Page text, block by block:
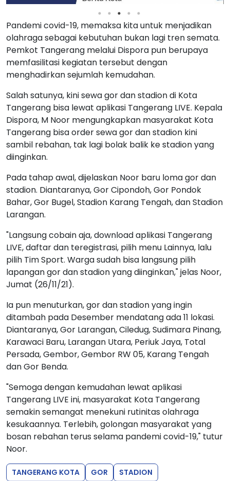
Pandemi covid-19, memaksa kita untuk menjadikan
olahraga sebagai kebutuhan bukan lagi tren semata.
Pemkot Tangerang melalui Dispora pun berupaya
memfasilitasi kegiatan tersebut dengan
menghadirkan sejumlah kemudahan.
Salah satunya, kini sewa gor dan stadion di Kota
Tangerang bisa lewat aplikasi Tangerang LIVE. Kepala
Dispora, M Noor mengungkapkan masyarakat Kota
Tangerang bisa order sewa gor dan stadion kini
sambil rebahan, tak lagi bolak balik ke stadion yang
diinginkan.
Pada tahap awal, dijelaskan Noor baru loma gor dan
stadion. Diantaranya, Gor Cipondoh, Gor Pondok
Bahar, Gor Bugel, Stadion Karang Tengah, dan Stadion
Larangan.
"Langsung cobain aja, download aplikasi Tangerang
LIVE, daftar dan teregistrasi, pilih menu Lainnya, lalu
pilih Tim Sport. Warga sudah bisa langsung pilih
lapangan gor dan stadion yang diinginkan," jelas Noor,
Jumat (26/11/21).
Ia pun menuturkan, gor dan stadion yang ingin
ditambah pada Desember mendatang ada 11 lokasi.
Diantaranya, Gor Larangan, Ciledug, Sudimara Pinang,
Karawaci Baru, Larangan Utara, Periuk Jaya, Total
Persada, Gembor, Gembor RW 05, Karang Tengah
dan Gor Benda.
"Semoga dengan kemudahan lewat aplikasi
Tangerang LIVE ini, masyarakat Kota Tangerang
semakin semangat menekuni rutinitas olahraga
kesukaannya. Terlebih, golongan masyarakat yang
bosan rebahan terus selama pandemi covid-19," tutur
Noor.
TANGERANG KOTA GOR STADION